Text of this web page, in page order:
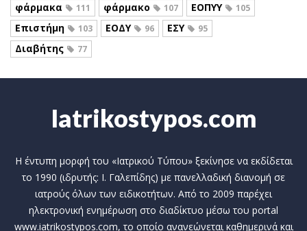
φάρμακα 111 φάρμακο 107 ΕΟΠΥΥ 105
Επιστήμη 103 ΕΟΔΥ 96 ΕΣΥ 95
Διαβήτης 77
Iatrikostypos.com
Η έντυπη μορφή του «Ιατρικού Τύπου» ξεκίνησε να εκδίδεται
το 1990 (ιδρυτής: Ι. Γαλεπίδης) με πανελλαδική διανομή σε
ιατρούς όλων των ειδικοτήτων. Από το 2009 παρέχει
ηλεκτρονική ενημέρωση στο διαδίκτυο μέσω του portal
www.iatrikostypos.com, το οποίο ανανεώνεται καθημερινά και